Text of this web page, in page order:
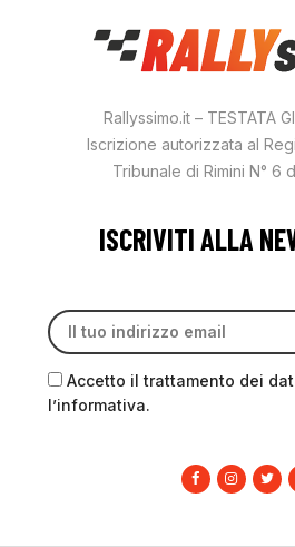
Rallyssimo.it – TESTATA
Iscrizione autorizzata al
Tribunale di Rimini N° 6
ISCRIVITI ALLA
Accetto il trattamento dei
l’informativa.